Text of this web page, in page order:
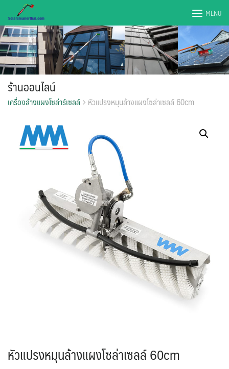
content
MENU
ร้านออนไลน์
เครื่องล้างแผงโซล่าร์เซลล์ หัวแปรงหมุนล้างแผงโซล่าเซลล์ 60cm
หัวแปรงหมุนล้างแผงโซล่าเซลล์ 60cm